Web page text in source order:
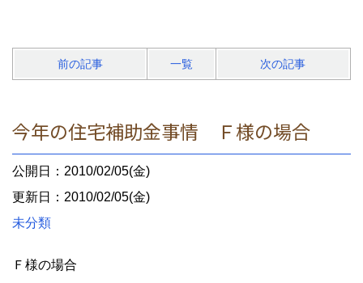
前の記事 一覧 次の記事
今年の住宅補助金事情 Ｆ様の場合
公開日：2010/02/05(金)
更新日：2010/02/05(金)
未分類
Ｆ様の場合